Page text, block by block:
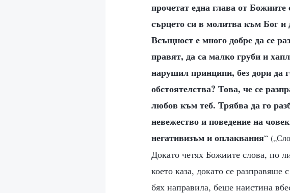
прочетат една глава от
сърцето си в молитва към Бог
Всъщност е много добре да се
правят, да са малко груби и
нарушил принципи, без дори да
обстоятелства? Това, че се
любов към теб. Трябва да го
невежество и поведение на
негативизъм и оплаквания“
Докато четях Божиите слова, по
което каза, докато се
бях направила, беше наистина